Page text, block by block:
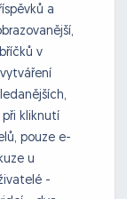
a
v
kliknutí
pouze e-
u
-